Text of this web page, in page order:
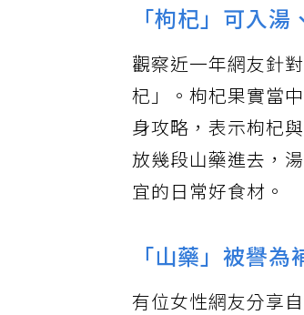
「枸杞」可入
觀察近一年網友針
杞」。枸杞果實當
身攻略，表示枸杞
放幾段山藥進去，
宜的日常好食材。
「山藥」被譽為